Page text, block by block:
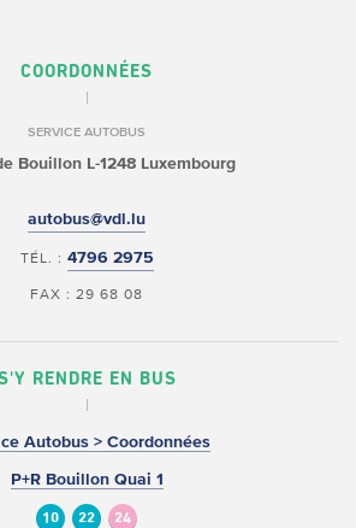
COORDONNÉES
SERVICE AUTOBUS
BouillonL-1248 Luxembourg
autobus@vdl.lu
TÉL. : 4796 2975
FAX : 29 68 08
RENDRE EN BUS
Autobus > Coordonnées
P+R Bouillon Quai 1
10 22 24